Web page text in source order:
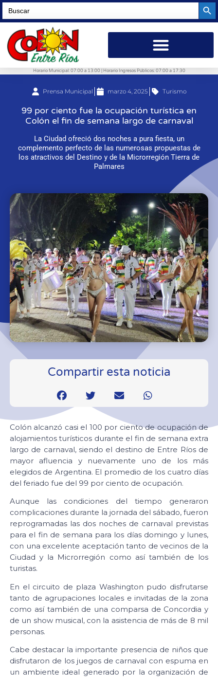
Search
for:
Horario Municipal: 07:00 a 13:00 | Horario Ingresos Públicos: 07:00 a 17:30
Prensa Municipal marzo 4, 2025 Turismo
99 por ciento fue la ocupación turística en
Colón el fin de semana largo de carnaval
La Ciudad ofreció dos noches a pura fiesta, un
complemento perfecto de las numerosas propuestas de
los atractivos del Destino y de la Microrregión Tierra de
Palmares
Compartir esta noticia
Colón alcanzó casi el 100 por ciento de ocupación de
alojamientos turísticos durante el fin de semana extra
largo de carnaval, siendo el destino de Entre Ríos de
mayor afluencia y nuevamente uno de los más
elegidos de Argentina. El promedio de los cuatro días
del feriado fue del 99 por ciento de ocupación.
Aunque las condiciones del tiempo generaron
complicaciones durante la jornada del sábado, fueron
reprogramadas las dos noches de carnaval previstas
para el fin de semana para los días domingo y lunes,
con una excelente aceptación tanto de vecinos de la
Ciudad y la Microrregión como así también de los
turistas.
En el circuito de plaza Washington pudo disfrutarse
tanto de agrupaciones locales e invitadas de la zona
como así también de una comparsa de Concordia y
de un show musical, con la asistencia de más de 8 mil
personas.
Cabe destacar la importante presencia de niños que
disfrutaron de los juegos de carnaval con espuma en
un ambiente ideal generado por la organización de